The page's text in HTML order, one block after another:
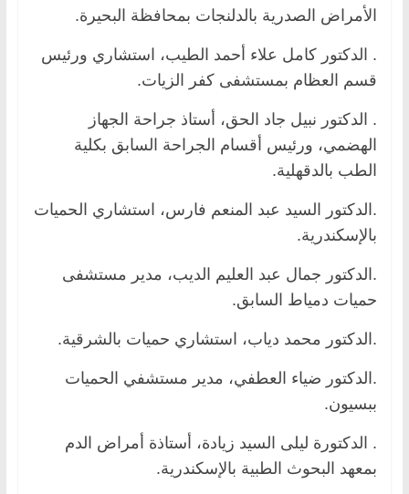
الأمراض الصدرية بالدلنجات بمحافظة البحيرة.
. الدكتور كامل علاء أحمد الطيب، استشاري ورئيس
قسم العظام بمستشفى كفر الزيات.
. الدكتور نبيل جاد الحق، أستاذ جراحة الجهاز
الهضمي، ورئيس أقسام الجراحة السابق بكلية
الطب بالدقهلية.
.الدكتور السيد عبد المنعم فارس، استشاري الحميات
بالإسكندرية.
.الدكتور جمال عبد العليم الديب، مدير مستشفى
حميات دمياط السابق.
.الدكتور محمد دياب، استشاري حميات بالشرقية.
.الدكتور ضياء العطفي، مدير مستشفي الحميات
ببسيون.
. الدكتورة ليلى السيد زيادة، أستاذة أمراض الدم
بمعهد البحوث الطبية بالإسكندرية.